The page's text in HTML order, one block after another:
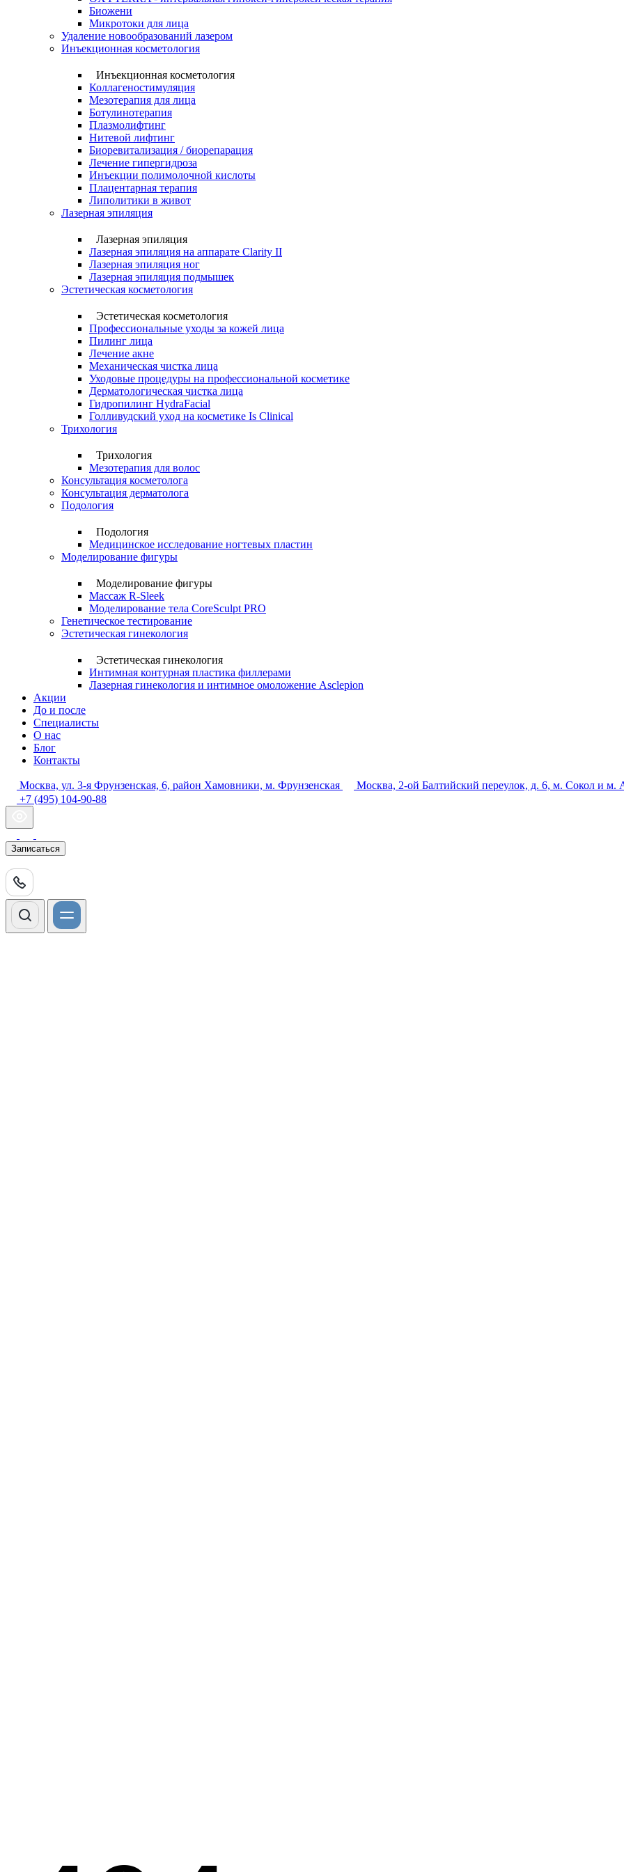
Биожени
Микротоки для лица
Удаление новообразований лазером
Инъекционная косметология
Инъекционная косметология
Коллагеностимуляция
Мезотерапия для лица
Ботулинотерапия
Плазмолифтинг
Нитевой лифтинг
Биоревитализация / биорепарация
Лечение гипергидроза
Инъекции полимолочной кислоты
Плацентарная терапия
Липолитики в живот
Лазерная эпиляция
Лазерная эпиляция
Лазерная эпиляция на аппарате Clarity II
Лазерная эпиляция ног
Лазерная эпиляция подмышек
Эстетическая косметология
Эстетическая косметология
Профессиональные уходы за кожей лица
Пилинг лица
Лечение акне
Механическая чистка лица
Уходовые процедуры на профессиональной косметике
Дерматологическая чистка лица
Гидропилинг HydraFacial
Голливудский уход на косметике Is Clinical
Трихология
Трихология
Мезотерапия для волос
Консультация косметолога
Консультация дерматолога
Подология
Подология
Медицинское исследование ногтевых пластин
Моделирование фигуры
Моделирование фигуры
Массаж R-Sleek
Моделирование тела CoreSculpt PRO
Генетическое тестирование
Эстетическая гинекология
Эстетическая гинекология
Интимная контурная пластика филлерами
Лазерная гинекология и интимное омоложение Asclepion
Акции
До и после
Специалисты
О нас
Блог
Контакты
Москва, ул. 3-я Фрунзенская, 6, район Хамовники, м. Фрунзенская
Москва, 2-ой Балтийский переулок, д. 6, м. Сокол и м.
+7 (495) 104-90-88
Записаться